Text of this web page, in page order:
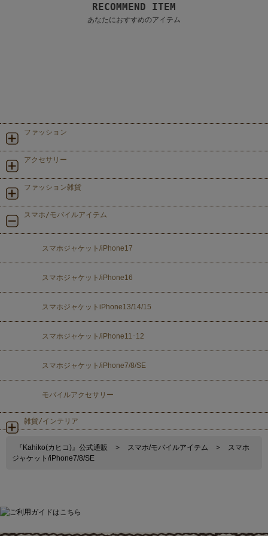
RECOMMEND ITEM
あなたにおすすめのアイテム
ファッション
アクセサリー
ファッション雑貨
スマホ/モバイルアイテム
スマホジャケット/iPhone17
スマホジャケット/iPhone16
スマホジャケットiPhone13/14/15
スマホジャケット/iPhone11･12
スマホジャケット/iPhone7/8/SE
モバイルアクセサリー
雑貨/インテリア
『Kahiko(カヒコ)』公式通販 > スマホ/モバイルアイテム >
スマホ
ジャケット/iPhone7/8/SE